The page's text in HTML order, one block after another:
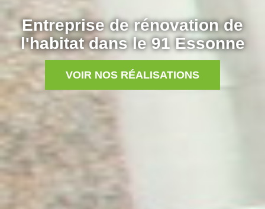
Entreprise de rénovation de
l'habitat dans le 91 Essonne
VOIR NOS RÉALISATIONS